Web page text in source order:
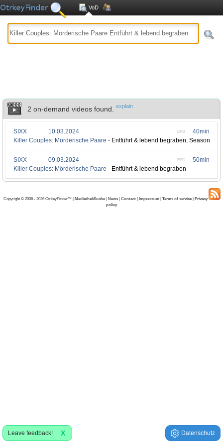
VoD
2 on-demand videos found. explain
40min
EPG
SIXX
10.03.2024
Killer Couples: Mörderische Paare - Entführt & lebend begraben; Season 4
50min
EPG
SIXX
09.03.2024
Killer Couples: Mörderische Paare - Entführt & lebend begraben
Copyright © 2006 - 2026 OtrkeyFinder™ | MediathekSuche | News | Contact | Impressum | Terms of service | Privacy
policy
Leave feedback! X Datenschutz